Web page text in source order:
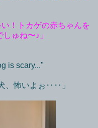
！トカゲの赤ちゃんを
ゅね〜♪」
is scary..."
、怖いよぉ‥‥」